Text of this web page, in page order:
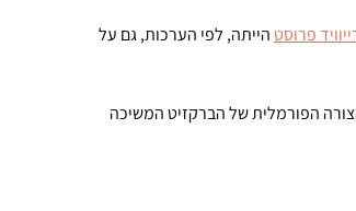
פרוסטהייתה, לפי הערכות, גם על
הפורמלית של הברקזיט המשיכה